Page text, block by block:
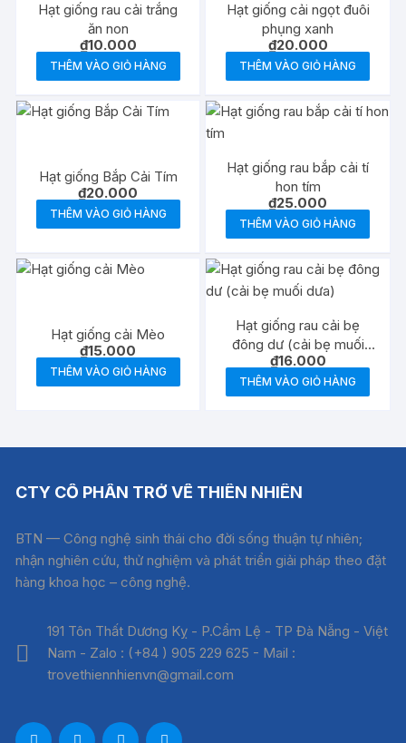
Hạt giống rau cải trắng
ăn non
₫10.000
THÊM VÀO GIỎ HÀNG
Hạt giống cải ngọt đuôi
phụng xanh
₫20.000
THÊM VÀO GIỎ HÀNG
Hạt giống Bắp Cải Tím
₫20.000
THÊM VÀO GIỎ HÀNG
Hạt giống rau bắp cải tí
hon tím
₫25.000
THÊM VÀO GIỎ HÀNG
Hạt giống cải Mèo
₫15.000
THÊM VÀO GIỎ HÀNG
Hạt giống rau cải bẹ
đông dư (cải bẹ muối
dưa)
₫16.000
THÊM VÀO GIỎ HÀNG
CTY CỔ PHẦN TRỞ VỀ THIÊN NHIÊN
BTN — Công nghệ sinh thái cho đời sống thuận tự nhiên;
nhận nghiên cứu, thử nghiệm và phát triển giải pháp theo đặt
hàng khoa học – công nghệ.
191 Tôn Thất Dương Kỵ - P.Cẩm Lệ - TP Đà Nẵng - Việt
Nam - Zalo : (+84 ) 905 229 625 - Mail :
trovethiennhienvn@gmail.com